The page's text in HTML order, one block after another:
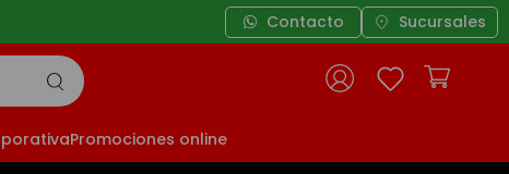
Contacto Sucursales
Promociones online